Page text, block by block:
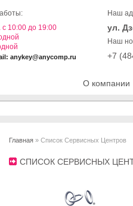
О компании
10:00 до 19:00
anykey@anycomp.ru
Наш
ул.
Наш
+7
Главная » Список Сервисных Центров
СПИСОК СЕРВИСНЫХ